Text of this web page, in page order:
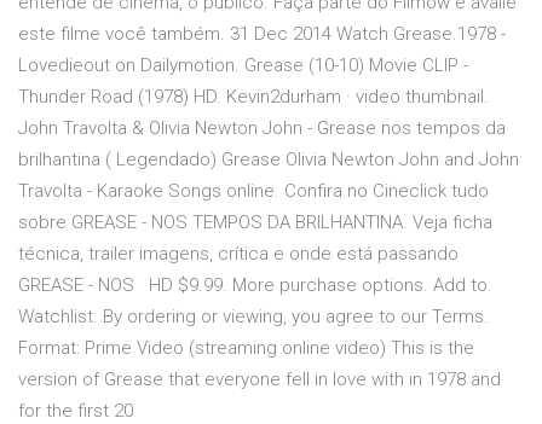
este filme você também. 31 Dec 2014 Watch Grease.1978 -
Lovedieout on Dailymotion. Grease (10-10) Movie CLIP -
Thunder Road (1978) HD. Kevin2durham · video thumbnail.
John Travolta & Olivia Newton John - Grease nos tempos da
brilhantina ( Legendado) Grease Olivia Newton John and John
Travolta - Karaoke Songs online. Confira no Cineclick tudo
sobre GREASE - NOS TEMPOS DA BRILHANTINA. Veja ficha
técnica, trailer imagens, crítica e onde está passando
GREASE - NOS HD $9.99. More purchase options. Add to.
Watchlist. By ordering or viewing, you agree to our Terms.
Format: Prime Video (streaming online video) This is the
version of Grease that everyone fell in love with in 1978 and
for the first 20